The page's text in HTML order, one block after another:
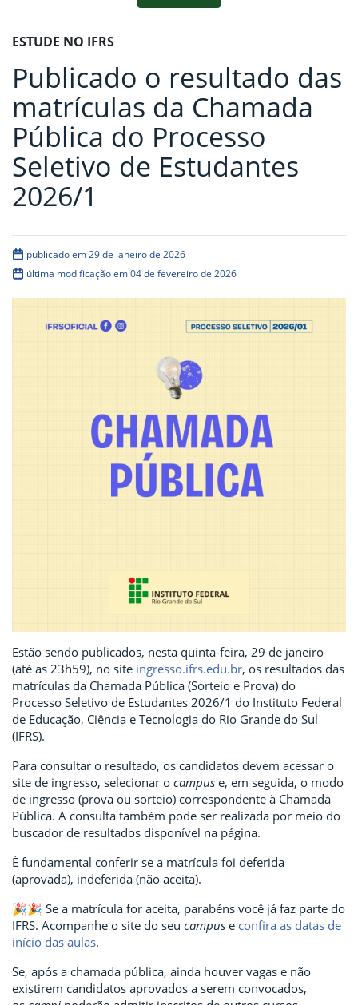
Fim da navegação
Início do conteúdo
ESTUDE NO IFRS
Publicado o resultado das
matrículas da Chamada
Pública do Processo
Seletivo de Estudantes
2026/1
publicado em 29 de janeiro de 2026
última modificação em 04 de fevereiro de 2026
Estão sendo publicados, nesta quinta-feira, 29 de janeiro
(até as 23h59), no site ingresso.ifrs.edu.br, os resultados das
matrículas da Chamada Pública (Sorteio e Prova) do
Processo Seletivo de Estudantes 2026/1 do Instituto Federal
de Educação, Ciência e Tecnologia do Rio Grande do Sul
(IFRS).
Para consultar o resultado, os candidatos devem acessar o
site de ingresso, selecionar o campus e, em seguida, o modo
de ingresso (prova ou sorteio) correspondente à Chamada
Pública. A consulta também pode ser realizada por meio do
buscador de resultados disponível na página.
É fundamental conferir se a matrícula foi deferida
(aprovada), indeferida (não aceita).
🎉🎉 Se a matrícula for aceita, parabéns você já faz parte do
IFRS. Acompanhe o site do seu campus e confira as datas de
início das aulas.
Se, após a chamada pública, ainda houver vagas e não
existirem candidatos aprovados a serem convocados,